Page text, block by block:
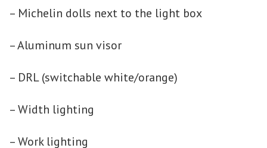
– Michelin dolls next to the light box
– Aluminum sun visor
– DRL (switchable white/orange)
– Width lighting
– Work lighting